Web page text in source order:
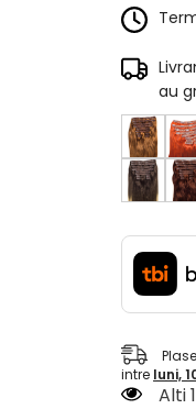
au
intre luni,
Alti